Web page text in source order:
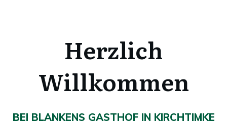
Herzlich
Willkommen
BEI BLANKENS GASTHOF IN KIRCHTIMKE